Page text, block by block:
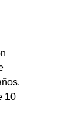
10